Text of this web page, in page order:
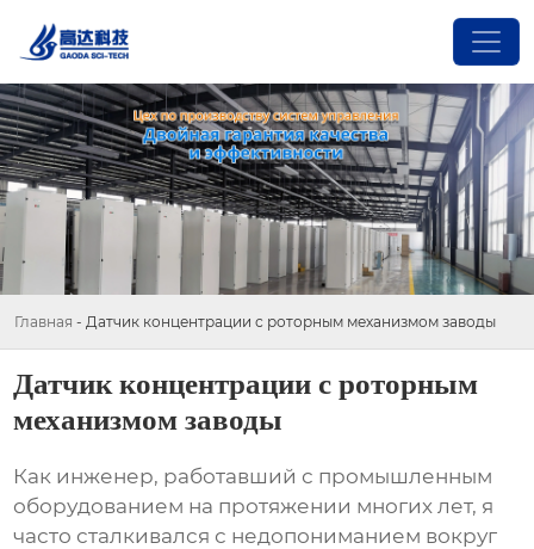
Главная - Датчик концентрации с роторным механизмом заводы
Датчик концентрации с роторным
механизмом заводы
Как инженер, работавший с промышленным
оборудованием на протяжении многих лет, я
часто сталкивался с недопониманием вокруг